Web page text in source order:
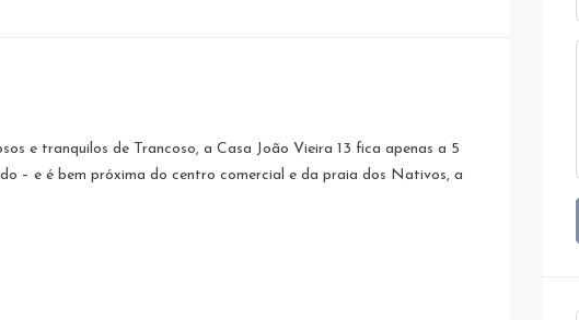
e tranquilos de Trancoso, a Casa João Vieira 13 fica apenas a 5
– e é bem próxima do centro comercial e da praia dos Nativos, a